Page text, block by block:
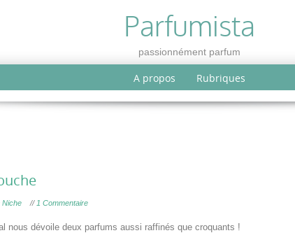
Parfumista
passionnément parfum
A propos Rubriques
Niche // 1 Commentaire
dévoile deux parfums aussi raffinés que croquants !